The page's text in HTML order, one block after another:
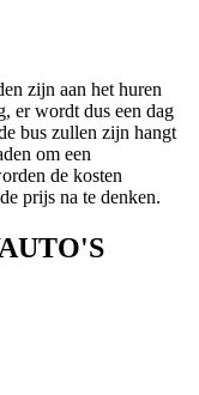
zijn aan het huren
er wordt dus een dag
bus zullen zijn hangt
om een
de kosten
prijs na te denken.